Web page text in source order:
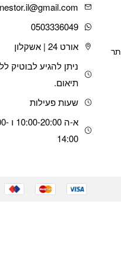
0503336049
אורט 24 | אשקלון
ניתן להגיע לבוטיק
תיאום.
שעות פעילות
א-ה
14:00